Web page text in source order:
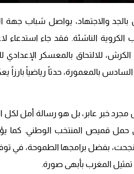
بالجد والاجتهاد، يواصل شباب جهة
الكروية الناشئة. فقد جاء
بالمعمورة، حدثاً رياضياً بارزاً
خبر عابر، بل هو رسالة أمل لكل
حمل قميص المنتخب الوطني. كما
نجحت، بفضل برامجها الطموحة، في
المغرب بأبهى صورة.